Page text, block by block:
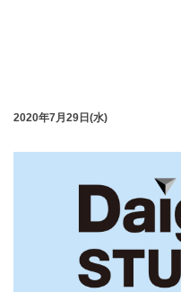
2020年7月29日(水)